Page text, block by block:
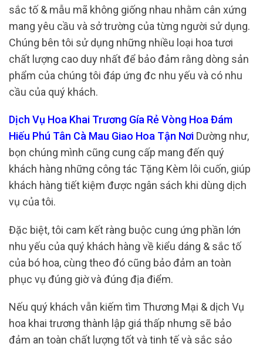
sắc tố & mẫu mã không giống nhau nhằm cân xứng
mang yêu cầu và sở trường của từng người sử dụng.
Chúng bên tôi sử dụng những nhiều loại hoa tươi
chất lượng cao duy nhất để bảo đảm rằng dòng sản
phẩm của chúng tôi đáp ứng đc nhu yếu và có nhu
cầu của quý khách.
Dịch Vụ Hoa Khai Trương Gía Rẻ Vòng Hoa Đám
Hiếu Phú Tân Cà Mau Giao Hoa Tận Nơi Dường như,
bọn chúng mình cũng cung cấp mang đến quý
khách hàng những công tác Tặng Kèm lôi cuốn, giúp
khách hàng tiết kiệm được ngân sách khi dùng dịch
vụ của tôi.
Đặc biệt, tôi cam kết ràng buộc cung ứng phần lớn
nhu yếu của quý khách hàng về kiểu dáng & sắc tố
của bó hoa, cùng theo đó cũng bảo đảm an toàn
phục vụ đúng giờ và đúng địa điểm.
Nếu quý khách vẫn kiếm tìm Thương Mại & dịch Vụ
hoa khai trương thành lập giá thấp nhưng sẽ bảo
đảm an toàn chất lượng tốt và tinh tế và sắc sảo